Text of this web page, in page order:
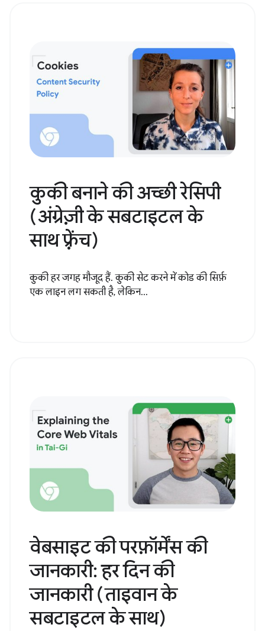
कुकी बनाने की अच्छी रेसिपी
(अंग्रेज़ी के सबटाइटल के
साथ फ़्रेंच)
कुकी हर जगह मौजूद हैं. कुकी सेट करने में कोड की सिर्फ़
एक लाइन लग सकती है, लेकिन...
वेबसाइट की परफ़ॉर्मेंस की
जानकारी: हर दिन की
जानकारी (ताइवान के
सबटाइटल के साथ)